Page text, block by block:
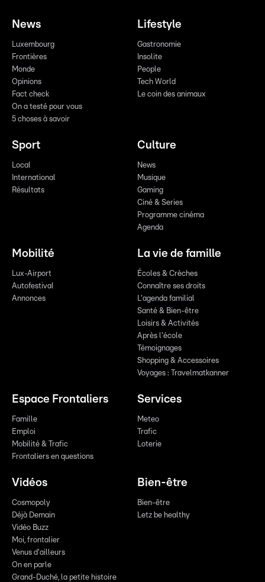
News
Luxembourg
Frontières
Monde
Opinions
Fact check
On a testé pour vous
5 choses à savoir
Lifestyle
Gastronomie
Insolite
People
Tech World
Le coin des animaux
Sport
Local
International
Résultats
Culture
News
Musique
Gaming
Ciné & Series
Programme cinéma
Agenda
Mobilité
Lux-Airport
Autofestival
Annonces
La vie de famille
Écoles & Crèches
Connaître ses droits
L'agenda familial
Santé & Bien-être
Loisirs & Activités
Après l'école
Témoignages
Shopping & Accessoires
Voyages : Travelmatkanner
Espace Frontaliers
Famille
Emploi
Mobilité & Trafic
Frontaliers en questions
Services
Meteo
Trafic
Loterie
Vidéos
Cosmopoly
Déjà Demain
Vidéo Buzz
Moi, frontalier
Venus d'ailleurs
On en parle
Grand-Duché, la petite histoire
Bien-être
Bien-être
Letz be healthy